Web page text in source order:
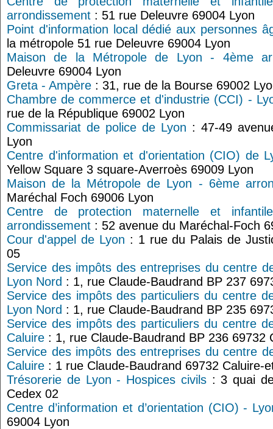
arrondissement : 51 rue Deleuvre 69004 Lyon
Point d'information local dédié aux personnes
la métropole 51 rue Deleuvre 69004 Lyon
Maison de la Métropole de Lyon - 4ème
Deleuvre 69004 Lyon
Greta - Ampère : 31, rue de la Bourse 69002
Chambre de commerce et d'industrie (CCI) -
rue de la République 69002 Lyon
Commissariat de police de Lyon : 47-49
Lyon
Centre d'information et d'orientation (CIO) de
Yellow Square 3 square-Averroès 69009 Lyon
Maison de la Métropole de Lyon - 6ème
Maréchal Foch 69006 Lyon
Centre de protection maternelle et
arrondissement : 52 avenue du Maréchal-Foch
Cour d'appel de Lyon : 1 rue du Palais de
05
Service des impôts des entreprises du centre
Lyon Nord : 1, rue Claude-Baudrand BP 237
Service des impôts des particuliers du centre
Lyon Nord : 1, rue Claude-Baudrand BP 235
Service des impôts des particuliers du centre
Caluire : 1, rue Claude-Baudrand BP 236 69732
Service des impôts des entreprises du centre
Caluire : 1 rue Claude-Baudrand 69732 Caluire-
Trésorerie de Lyon - Hospices civils: 3 quai
Cedex 02
Centre d’information et d’orientation (CIO) -
69004 Lyon